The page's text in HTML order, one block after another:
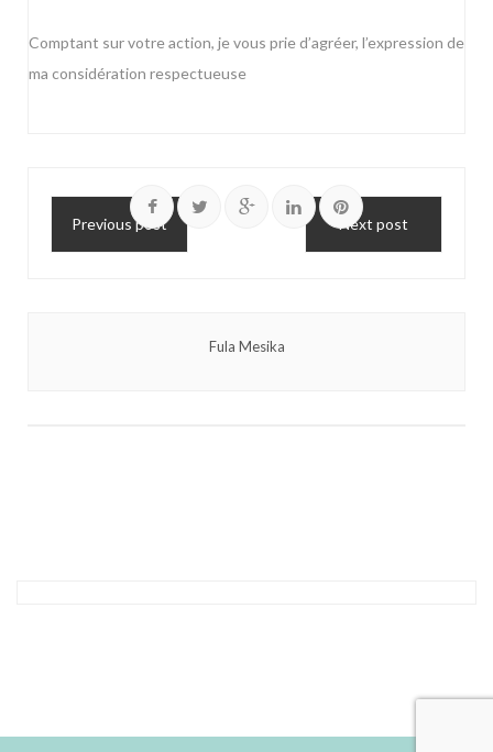
Comptant sur votre action, je vous prie d’agréer, l’expression de
ma considération respectueuse
Previous post Next post
Fula Mesika